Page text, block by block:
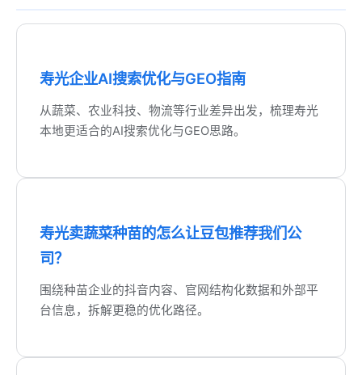
寿光企业AI搜索优化与GEO指南
从蔬菜、农业科技、物流等行业差异出发，梳理寿光
本地更适合的AI搜索优化与GEO思路。
寿光卖蔬菜种苗的怎么让豆包推荐我们公
司？
围绕种苗企业的抖音内容、官网结构化数据和外部平
台信息，拆解更稳的优化路径。